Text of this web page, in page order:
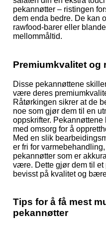
pekannøtter – ristingen
dem enda bedre. De kan
rawfood-barer eller
mellommåltid.
Premiumkvalitet og
Disse pekannøttene
være deres
Råtørkingen sikrer at de
noe som gjør dem til en
oppskrifter.
med omsorg for å
Med en slik
er fri for
pekannøtter som er
være. Dette gjør dem til et
bevisst på kvalitet og
Tips for å få mest
pekannøtter